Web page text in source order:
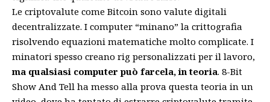
Le criptovalute come Bitcoin sono valute digitali
decentralizzate. I computer “minano” la crittografia
risolvendo equazioni matematiche molto complicate. I
minatori spesso creano rig personalizzati per il lavoro,
ma qualsiasi computer può farcela, in teoria. 8-Bit
Show And Tell ha messo alla prova questa teoria in un